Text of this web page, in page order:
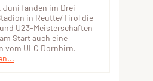
Juni fanden im Drei
in Reutte/Tirol die
und U23-Meisterschaften
Start auch eine
vom ULC Dornbirn.